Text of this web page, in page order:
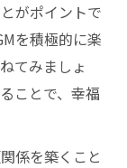
がポイントで
を積極的に楽
てみましょ
ことで、幸福
係を築くこと